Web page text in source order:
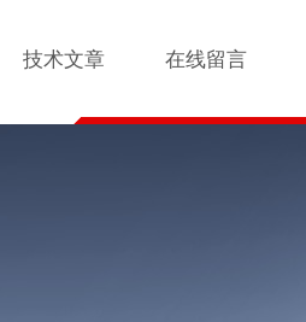
技术文章 在线留言